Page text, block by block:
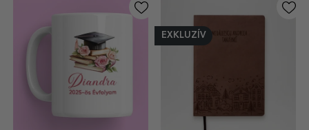
EXKLUZÍV